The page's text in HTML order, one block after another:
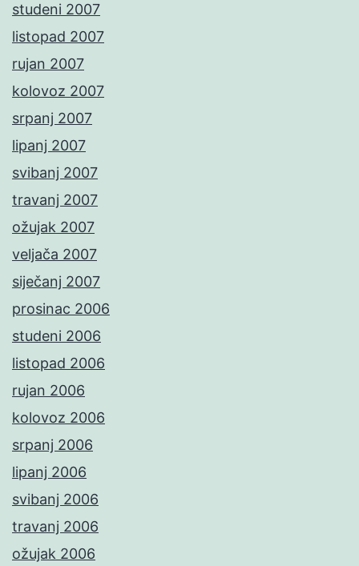
studeni 2007
listopad 2007
rujan 2007
kolovoz 2007
srpanj 2007
lipanj 2007
svibanj 2007
travanj 2007
ožujak 2007
veljača 2007
siječanj 2007
prosinac 2006
studeni 2006
listopad 2006
rujan 2006
kolovoz 2006
srpanj 2006
lipanj 2006
svibanj 2006
travanj 2006
ožujak 2006